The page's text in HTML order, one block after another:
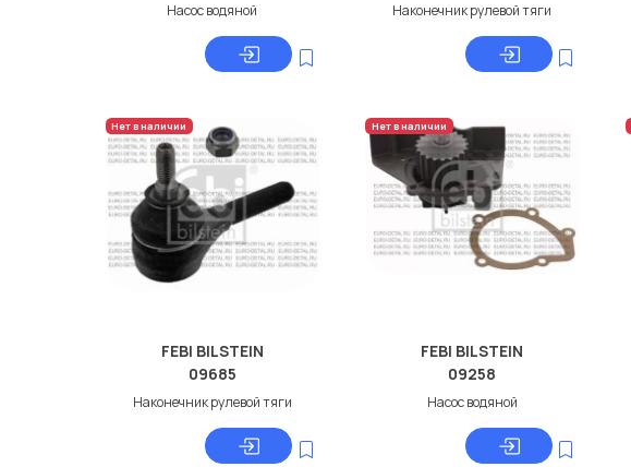
Насос водяной Наконечник рулевой тяги
Нет в наличии
FEBI BILSTEIN
09685
Наконечник рулевой тяги
Нет в наличии
FEBI BILSTEIN
09258
Насос водяной